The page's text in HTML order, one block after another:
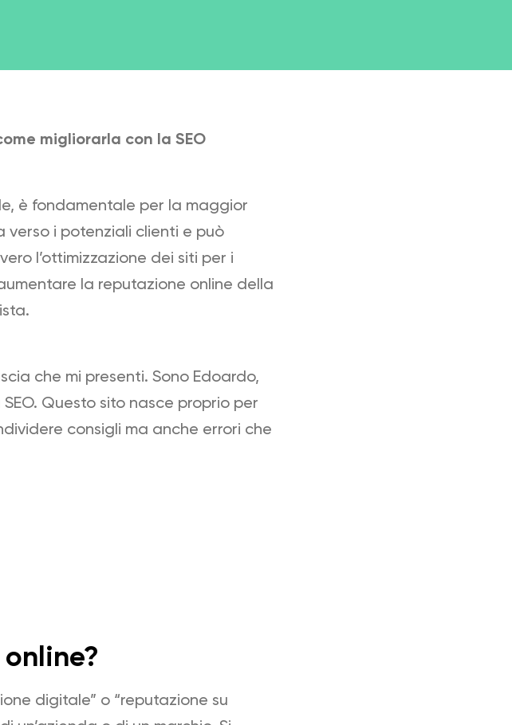
migliorarla con la SEO
è fondamentale per la maggior
i potenziali clienti e può
l’ottimizzazione dei siti per i
la reputazione online della
che mi presenti. Sono Edoardo,
Questo sito nasce proprio per
consigli ma anche errori che
digitale” o “reputazione su